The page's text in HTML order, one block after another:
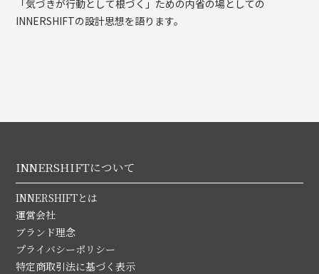
「気づきが行動として根づく」ための内省の場としての
INNERSHIFTの設計思想を語ります。
INNERSHIFTについて
INNERSHIFTとは
運営会社
ブランド理念
プライバシーポリシー
特定商取引法に基づく表示